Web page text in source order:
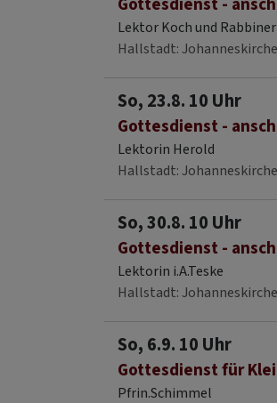
Lektor Koch und
Hallstadt
So, 23.8. 10 Uhr
Gottesdienst -
Lektorin Herold
Hallstadt
So, 30.8. 10 Uhr
Gottesdienst -
Lektorin i.A.Teske
Hallstadt
So, 6.9. 10 Uhr
Gottesdienst für
Pfrin.Schimmel